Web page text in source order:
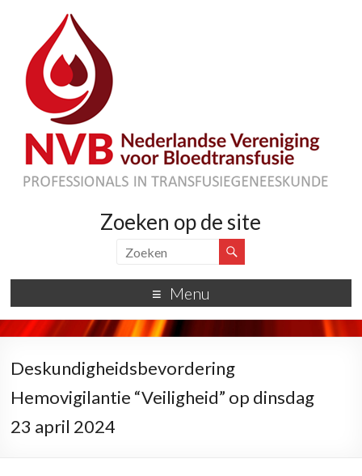
Zoeken op de site
Menu
Deskundigheidsbevordering
Hemovigilantie “Veiligheid” op dinsdag
23 april 2024